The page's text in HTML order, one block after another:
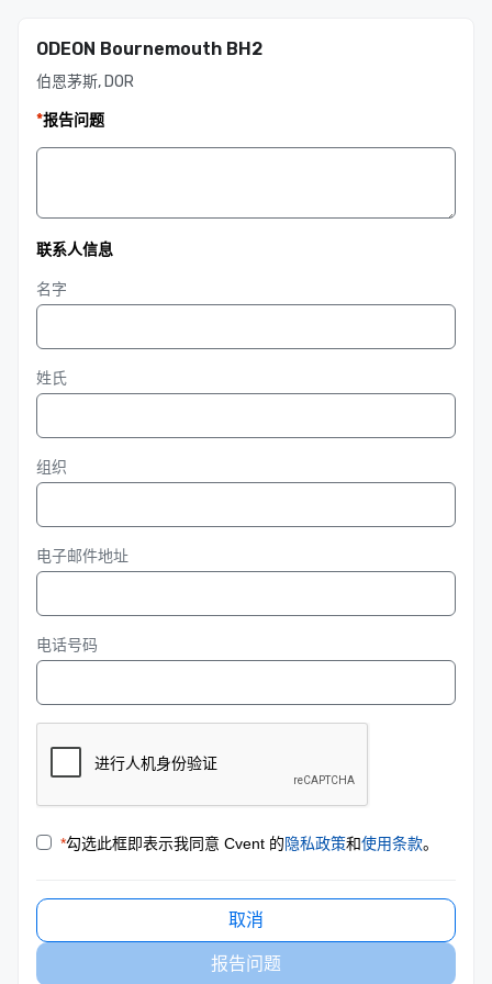
ODEON Bournemouth BH2
伯恩茅斯, DOR
*报告问题
联系人信息
名字
姓氏
组织
电子邮件地址
电话号码
*勾选此框即表示我同意 Cvent 的隐私政策和使用条款。
取消
报告问题